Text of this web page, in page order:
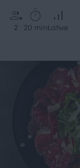
2 20 minŁatwe